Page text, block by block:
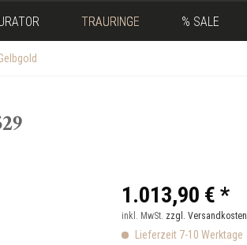
TRAURINGE % SALE
1.013,90 € *
inkl. MwSt. zzgl. Versandkosten
Lieferzeit 7-10 Werktage